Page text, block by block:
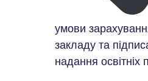
умови
закладу та
надання освітніх